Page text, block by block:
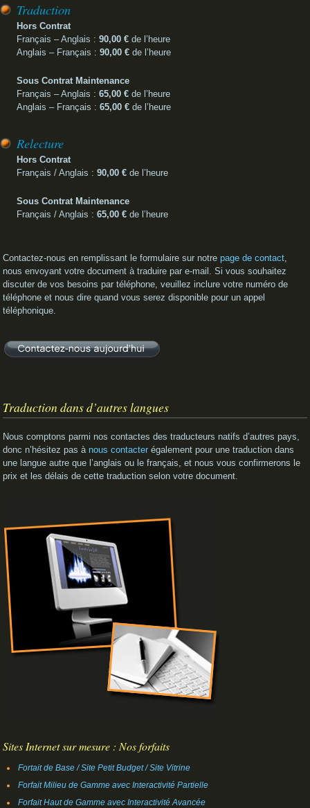
Traduction
Hors Contrat
Français – Anglais :90,00 € de l’heure
Anglais – Français :90,00 € de l’heure
Sous Contrat Maintenance
Français – Anglais :65,00 € de l’heure
Anglais – Français :65,00 € de l’heure
Relecture
Hors Contrat
Français / Anglais :90,00 € de l’heure
Sous Contrat Maintenance
Français / Anglais :65,00 € de l’heure
Contactez-nous en remplissant le formulaire sur notrepage de contact
nous envoyant votre document à traduire par e-mail. Si vous souhaitez
discuter de vos besoins par téléphone, veuillez inclure votre numéro de
téléphone et nous dire quand vous serez disponible pour un appel
téléphonique.
Traduction dans d’autres langues
Nous comptons parmi nos contactes des traducteurs natifs d’autres pays,
donc n’hésitez pas ànous contacter également pour une traduction dans
une langue autre que l’anglais ou le français, et nous vous confirmerons le
prix et les délais de cette traduction selon votre document.
Sites Internet sur mesure : Nos forfaits
Fortait de Base / Site Petit Budget / Site Vitrine
Forfait Milieu de Gamme avec Interactivité Partielle
Forfait Haut de Gamme avec Interactivité Avancée